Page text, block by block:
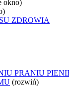
okno)
ZDROWIA
PRANIU
(rozwiń)